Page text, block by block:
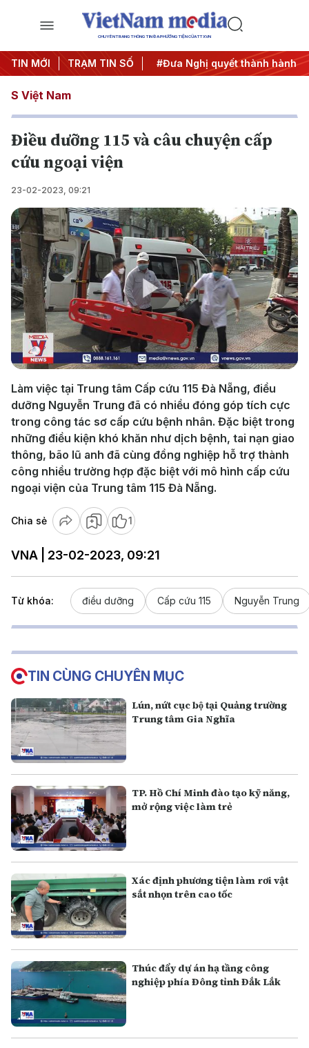
CHUYÊN TRANG THÔNG TIN ĐA PHƯƠNG TIỆN CỦA TTXVN
TIN MỚI TRẠM TIN SỐ
ương 3 #APEC 2027 #Đưa Nghị quyết thành hành
S Việt Nam
Điều dưỡng 115 và câu chuyện cấp
cứu ngoại viện
23-02-2023, 09:21
Play
Video
Làm việc tại Trung tâm Cấp cứu 115 Đà Nẵng, điều
dưỡng Nguyễn Trung đã có nhiều đóng góp tích cực
trong công tác sơ cấp cứu bệnh nhân. Đặc biệt trong
những điều kiện khó khăn như dịch bệnh, tai nạn giao
thông, bão lũ anh đã cùng đồng nghiệp hỗ trợ thành
công nhiều trường hợp đặc biệt với mô hình cấp cứu
ngoại viện của Trung tâm 115 Đà Nẵng.
Chia sẻ 1
VNA | 23-02-2023, 09:21
Từ khóa: điều dưỡng Cấp cứu 115 Nguyễn Trung
TIN CÙNG CHUYÊN MỤC
Lún, nứt cục bộ tại Quảng trường
Trung tâm Gia Nghĩa
TP. Hồ Chí Minh đào tạo kỹ năng,
mở rộng việc làm trẻ
Xác định phương tiện làm rơi vật
sắt nhọn trên cao tốc
Thúc đẩy dự án hạ tầng công
nghiệp phía Đông tỉnh Đắk Lắk